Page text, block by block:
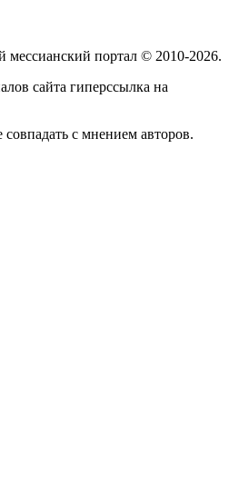
портал © 2010-2026.
сайта гиперссылка на
с мнением авторов.